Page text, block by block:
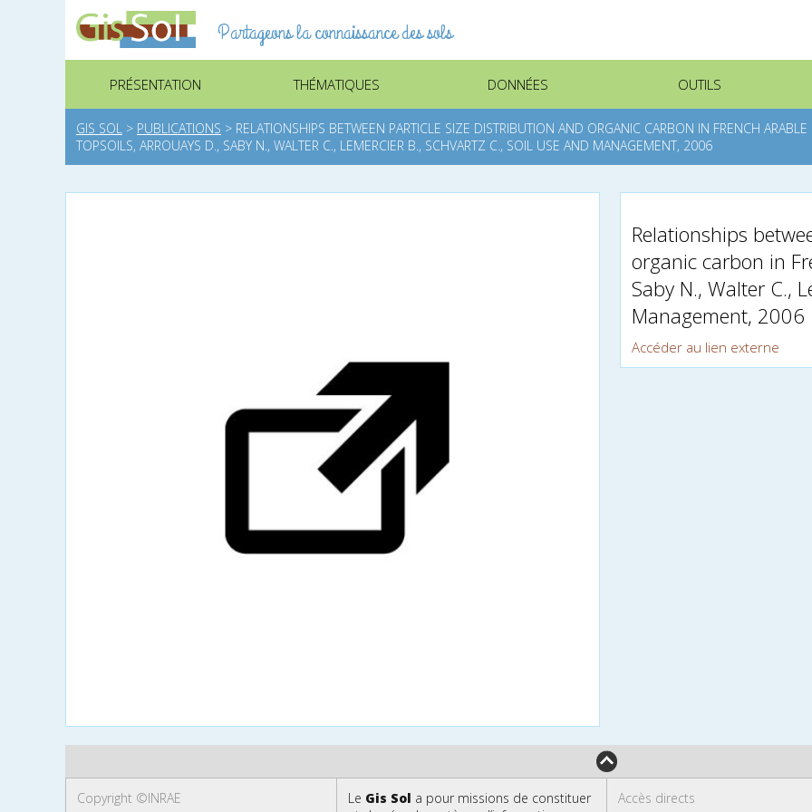
Partageons la connaissance des sols
PRÉSENTATION THÉMATIQUES DONNÉES OUTILS
GIS SOL > PUBLICATIONS > RELATIONSHIPS BETWEEN PARTICLE SIZE DISTRIBUTION AND ORGANIC CARBON IN FRENCH ARABLE
TOPSOILS, ARROUAYS D., SABY N., WALTER C., LEMERCIER B., SCHVARTZ C., SOIL USE AND MANAGEMENT, 2006
Relationships
organic carbon in
Saby N., Walter C.,
Management, 2006
Accéder au lien externe
Copyright ©INRAE Le Gis Sol a pour missions de constituer
Accès directs